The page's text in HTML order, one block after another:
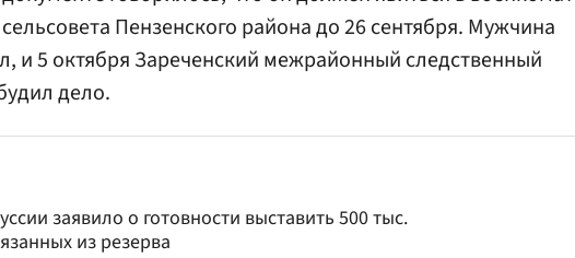
Пензенского района до 26 сентября. Мужчина
и 5 октября Зареченский межрайонный следственный
дело.
заявило о готовности выставить 500 тыс.
из резерва